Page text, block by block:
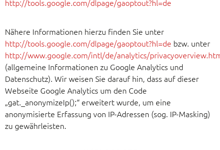
http://tools.google.com/dlpage/gaoptout?hl=de
Nähere Informationen hierzu finden Sie unter
http://tools.google.com/dlpage/gaoptout?hl=de bzw. unter
http://www.google.com/intl/de/analytics/
(allgemeine Informationen zu Google Analytics und
Datenschutz). Wir weisen Sie darauf hin, dass auf dieser
Webseite Google Analytics um den Code
„gat._anonymizeIp();“ erweitert wurde, um eine
anonymisierte Erfassung von IP-Adressen (sog. IP-Masking)
zu gewährleisten.